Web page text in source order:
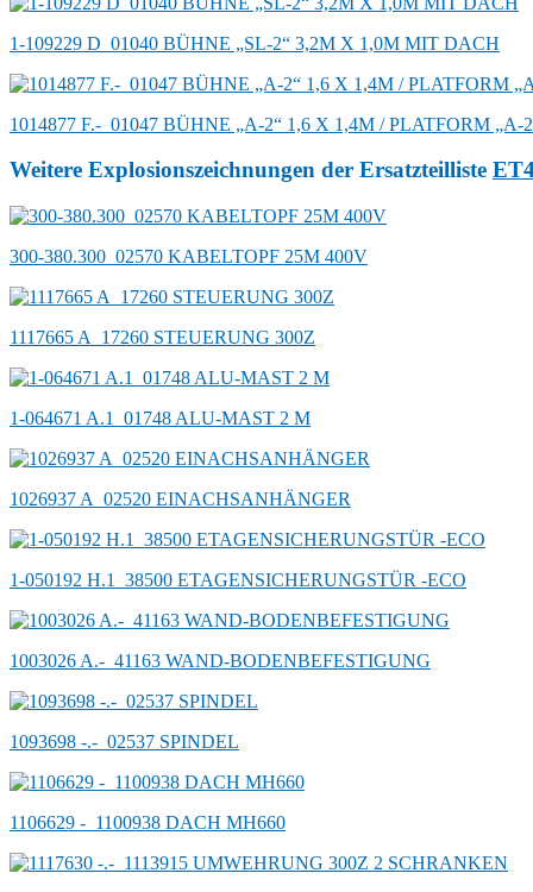
1-109229 D_01040 BÜHNE „SL-2“ 3,2M X 1,0M MIT DACH
1014877 F.-_01047 BÜHNE „A-2“ 1,6 X 1,4M / PLATFORM „A-
Weitere Explosionszeichnungen der Ersatzteilliste
300-380.300_02570 KABELTOPF 25M 400V
1117665 A_17260 STEUERUNG 300Z
1-064671 A.1_01748 ALU-MAST 2 M
1026937 A_02520 EINACHSANHÄNGER
1-050192 H.1_38500 ETAGENSICHERUNGSTÜR -ECO
1003026 A.-_41163 WAND-BODENBEFESTIGUNG
1093698 -.-_02537 SPINDEL
1106629 -_1100938 DACH MH660